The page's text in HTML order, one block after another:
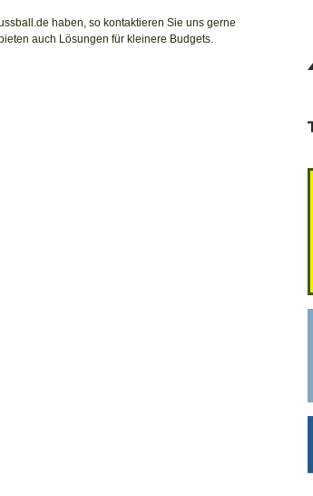
haben, so kontaktieren Sie uns gerne
auch Lösungen für kleinere Budgets.